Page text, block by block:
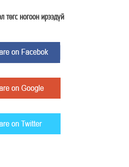
төгс ногоон ирээдүй